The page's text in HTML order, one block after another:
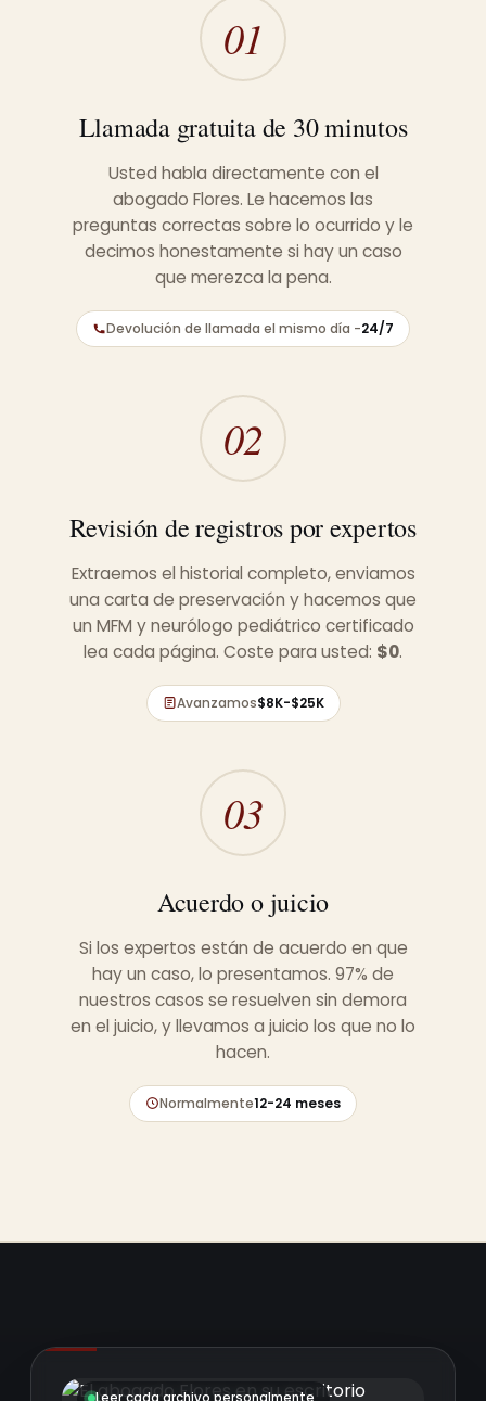
01
Llamada gratuita de 30 minutos
Usted habla directamente con el
abogado Flores. Le hacemos las
preguntas correctas sobre lo ocurrido y le
decimos honestamente si hay un caso
que merezca la pena.
Devolución de llamada el mismo día -24/7
02
Revisión de registros por expertos
Extraemos el historial completo, enviamos
una carta de preservación y hacemos que
un MFM y neurólogo pediátrico certificado
lea cada página. Coste para usted: $0.
Avanzamos$8K-$25K
03
Acuerdo o juicio
Si los expertos están de acuerdo en que
hay un caso, lo presentamos. 97% de
nuestros casos se resuelven sin demora
en el juicio, y llevamos a juicio los que no lo
hacen.
Normalmente12-24 meses
Leer cada archivo personalmente